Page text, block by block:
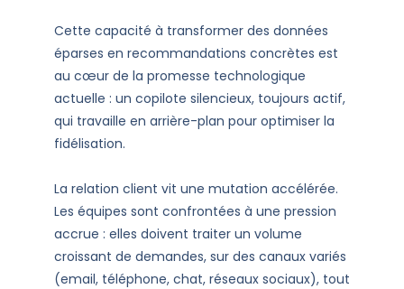
Cette capacité à transformer des données
éparses en recommandations concrètes est
au cœur de la promesse technologique
actuelle : un copilote silencieux, toujours actif,
qui travaille en arrière-plan pour optimiser la
fidélisation.
La relation client vit une mutation accélérée.
Les équipes sont confrontées à une pression
accrue : elles doivent traiter un volume
croissant de demandes, sur des canaux variés
(email, téléphone, chat, réseaux sociaux), tout